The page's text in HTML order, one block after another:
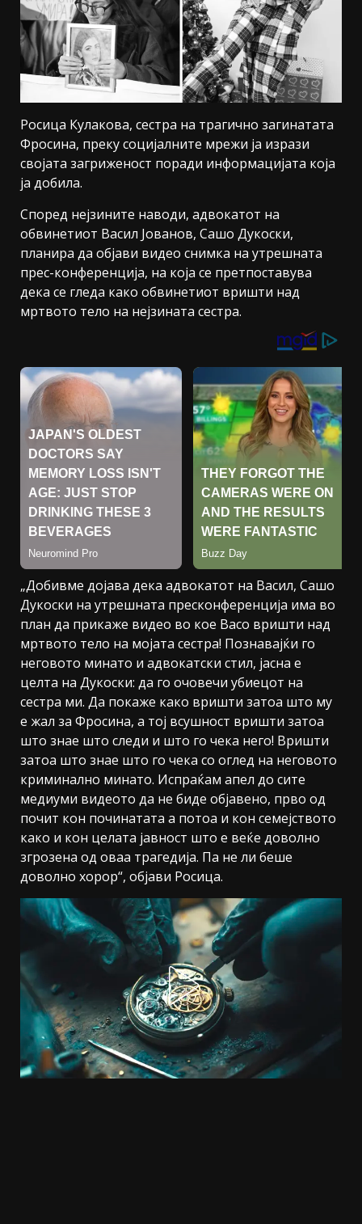
Росица Кулакова, сестра на трагично загинатата
Фросина, преку социјалните мрежи ја изрази
својата загриженост поради информацијата која
ја добила.
Според нејзините наводи, адвокатот на
обвинетиот Васил Јованов, Сашо Дукоски,
планира да објави видео снимка на утрешната
прес-конференција, на која се претпоставува
дека се гледа како обвинетиот вришти над
мртвото тело на нејзината сестра.
„Добивме дојава дека адвокатот на Васил, Сашо
Дукоски на утрешната пресконференција има во
план да прикаже видео во кое Васо вришти над
мртвото тело на мојата сестра! Познавајќи го
неговото минато и адвокатски стил, јасна е
целта на Дукоски: да го очовечи убиецот на
сестра ми. Да покаже како вришти затоа што му
е жал за Фросина, а тој всушност вришти затоа
што знае што следи и што го чека него! Вришти
затоа што знае што го чека со оглед на неговото
криминално минато. Испраќам апел до сите
медиуми видеото да не биде објавено, прво од
почит кон починатата а потоа и кон семејството
како и кон целата јавност што е веќе доволно
згрозена од оваа трагедија. Па не ли беше
доволно хорор“, објави Росица.